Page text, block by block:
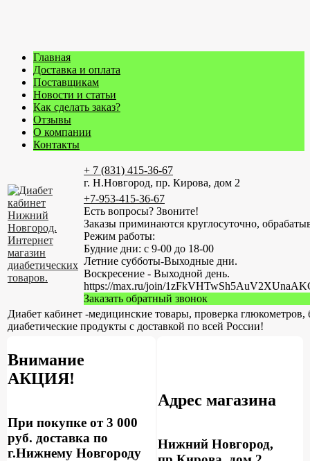
Главная
Доставка и оплата
Поставщикам
Новости и статьи
Как сделать заказ?
Отзывы
О компании
Контакты
+ 7 (831) 415-36-67
г. Н.Новгород, пр. Кирова, дом 2
+7-953-415-36-67
Есть вопросы? Звоните!
Заказы приминаются круглосуточно,
Режим работы:
Будние дни: с 9-00 до 18-00
Летние субботы-Выходные дни.
Воскресение - Выходной день.
https://max.ru/join/
Заказать обратный звонок
Диабет кабинет -медицинские товары, проверка глюкометров,
диабетические продукты с доставкой по всей России!
Внимание
АКЦИЯ!
При покупке от 3 000
руб. доставка по
г.Нижнему Новгороду
Адрес магазина
Нижний Новгород,